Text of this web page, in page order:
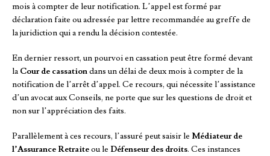
mois à compter de leur notification. L’appel est formé par
déclaration faite ou adressée par lettre recommandée au greffe de
la juridiction qui a rendu la décision contestée.
En dernier ressort, un pourvoi en cassation peut être formé devant
la Cour de cassationdans un délai de deux mois à compter de la
notification de l’arrêt d’appel. Ce recours, qui nécessite l’assistance
d’un avocat aux Conseils, ne porte que sur les questions de droit et
non sur l’appréciation des faits.
Parallèlement à ces recours, l’assuré peut saisir le Médiateur de
l’Assurance Retraiteou le Défenseur des droits. Ces instances